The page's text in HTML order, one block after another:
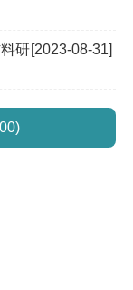
[2023-08-31]
研